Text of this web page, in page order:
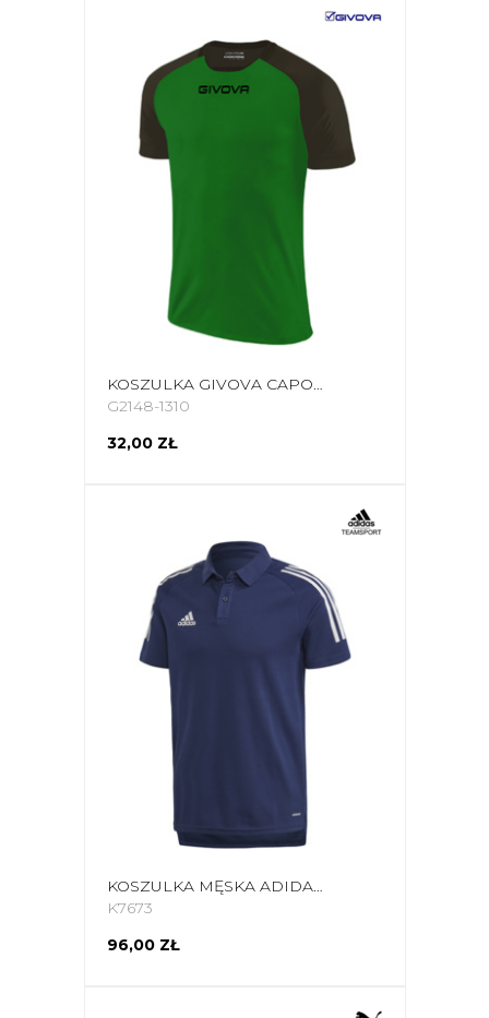
KOSZULKA GIVOVA CAPO MC MAC03 1310 ZIELONO-CZARNA
G2148-1310
32,00 ZŁ
KOSZULKA MĘSKA ADIDAS CONDIVO 20 POLO GRANATOWO-BIAŁA ED9245
K7673
96,00 ZŁ